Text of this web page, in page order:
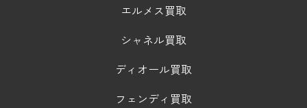
エルメス買取
シャネル買取
ディオール買取
フェンディ買取